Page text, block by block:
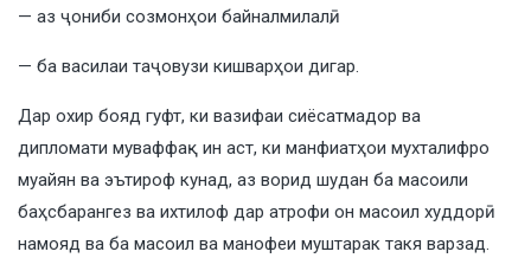
— аз ҷониби созмонҳои байналмилалӣ;
— ба василаи таҷовузи кишварҳои дигар.
Дар охир бояд гуфт, ки вазифаи сиёсатмадор ва
дипломати муваффақ ин аст, ки манфиатҳои мухталифро
муайян ва эътироф кунад, аз ворид шудан ба масоили
баҳсбарангез ва ихтилоф дар атрофи он масоил худдорӣ
намояд ва ба масоил ва манофеи муштарак такя варзад.